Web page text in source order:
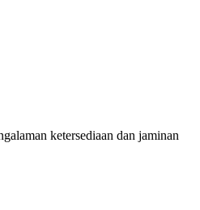
ketersediaan dan jaminan